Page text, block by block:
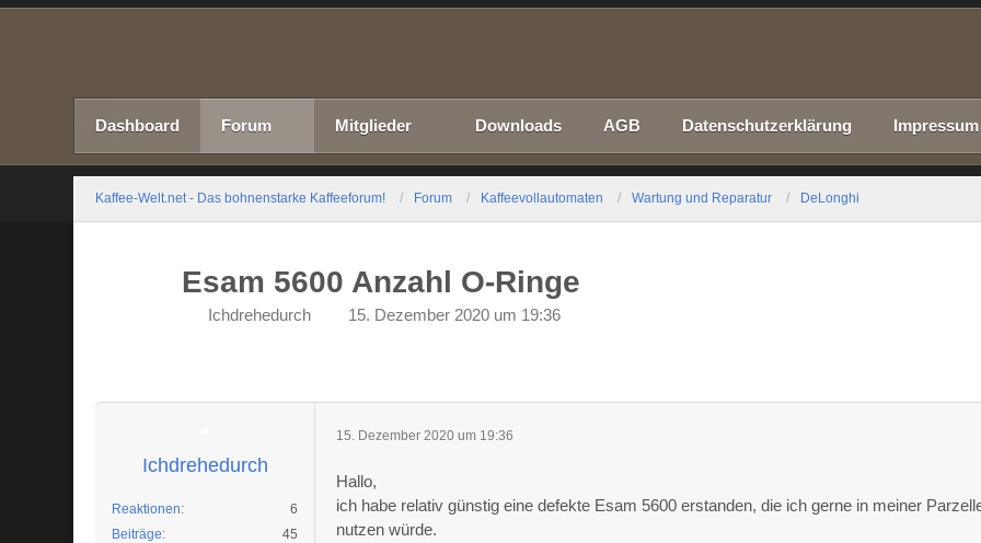
Dashboard Forum Mitglieder Downloads AGB Datenschutzerklärung Impressum
Kaffee-Welt.net - Das bohnenstarke Kaffeeforum! Forum Kaffeevollautomaten Wartung und Reparatur DeLonghi
Esam 5600 Anzahl O-Ringe
Ichdrehedurch 15. Dezember 2020 um 19:36
Ichdrehedurch
Reaktionen
6
Beiträge
45
15. Dezember 2020 um 19:36
Hallo,
ich habe relativ günstig eine defekte Esam 5600 erstanden, die ich gerne in meiner
nutzen würde.